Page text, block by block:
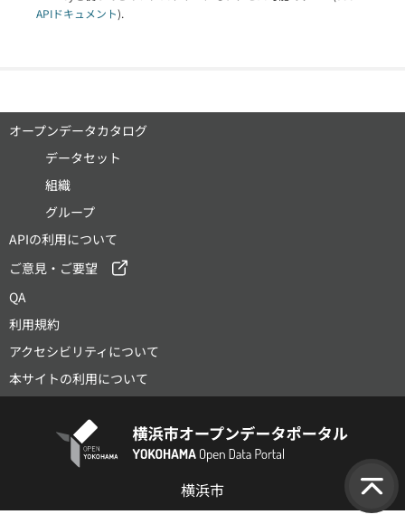
APIドキュメント).
オープンデータカタログ
データセット
組織
グループ
APIの利用について
ご意見・ご要望
QA
利用規約
アクセシビリティについて
本サイトの利用について
横浜市